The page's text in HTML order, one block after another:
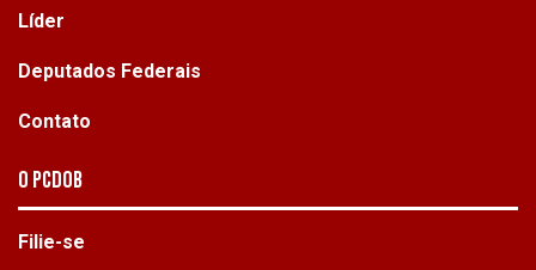
Líder
Deputados Federais
Contato
O PCdoB
Filie-se